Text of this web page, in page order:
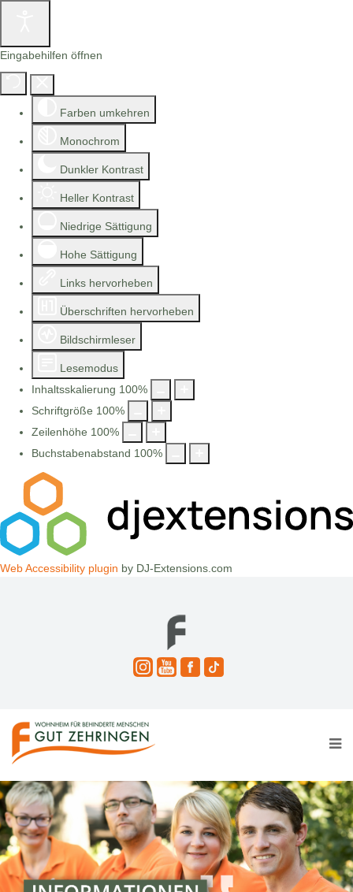
Eingabehilfen öffnen
Farben umkehren
Monochrom
Dunkler Kontrast
Heller Kontrast
Niedrige Sättigung
Hohe Sättigung
Links hervorheben
Überschriften hervorheben
Bildschirmleser
Lesemodus
Inhaltsskalierung 100%
Schriftgröße 100%
Zeilenhöhe 100%
Buchstabenabstand 100%
Web Accessibility plugin by DJ-Extensions.com